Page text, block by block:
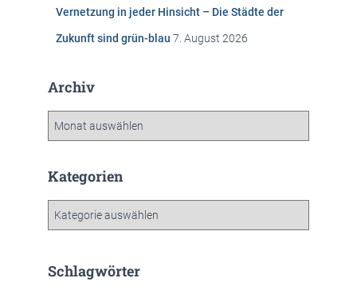
Vernetzung in jeder Hinsicht – Die Städte der
Zukunft sind grün-blau 7. August 2026
Archiv
h
Kategorien
g
Schlagwörter